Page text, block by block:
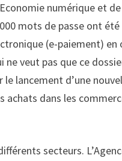
numérique et
mots de passe ont
(e-paiement) en
veut pas que ce
lancement d’une
dans les
secteurs.